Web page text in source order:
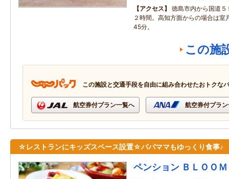
アクセス
徳島市内から国道
２時間。高知方面からの場合は室
45分。
この施
この施設と交通手段を自由に組み合わせたおトクな
航空券付プラン一覧へ 航空券付プラ
☆レストランにキッズスペース設置☆パパママもゆっくり食事♪
ペンション ＢＬＯＯＭ